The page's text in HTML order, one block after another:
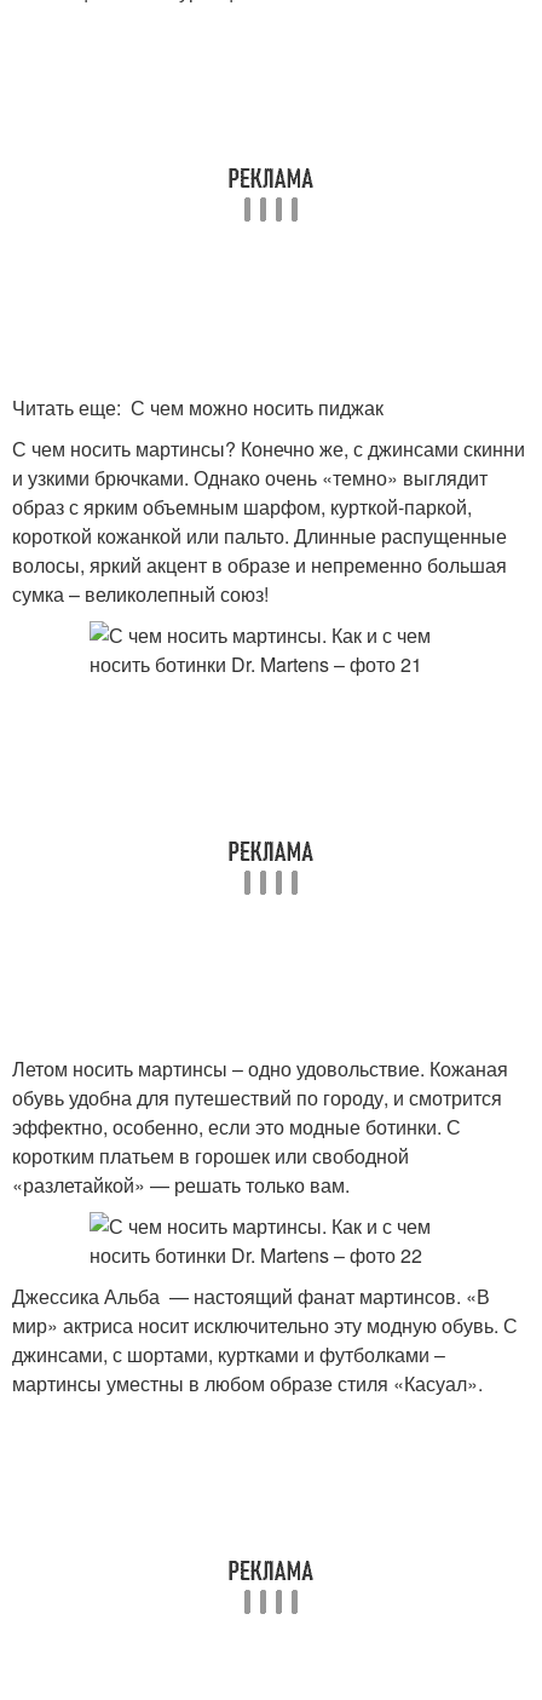
Читать еще: С чем можно носить пиджак
С чем носить мартинсы? Конечно же, с джинсами скинни
и узкими брючками. Однако очень «темно» выглядит
образ с ярким объемным шарфом, курткой-паркой,
короткой кожанкой или пальто. Длинные распущенные
волосы, яркий акцент в образе и непременно большая
сумка – великолепный союз!
Летом носить мартинсы – одно удовольствие. Кожаная
обувь удобна для путешествий по городу, и смотрится
эффектно, особенно, если это модные ботинки. С
коротким платьем в горошек или свободной
«разлетайкой» — решать только вам.
Джессика Альба — настоящий фанат мартинсов. «В
мир» актриса носит исключительно эту модную обувь. С
джинсами, с шортами, куртками и футболками –
мартинсы уместны в любом образе стиля «Касуал».